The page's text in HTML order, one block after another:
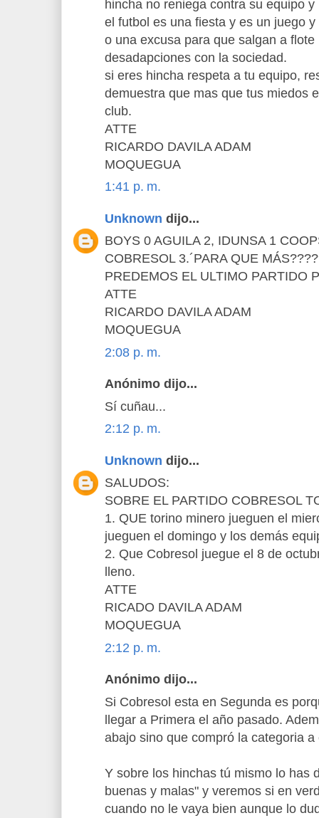
hincha no reniega contra su equipo
el futbol es una fiesta y es un juego
o una excusa para que salgan a
desadapciones con la sociedad.
si eres hincha respeta a tu equipo,
demuestra que mas que tus miedos
club.
ATTE
RICARDO DAVILA ADAM
MOQUEGUA
1:41 p. m.
Unknown dijo...
BOYS 0 AGUILA 2, IDUNSA 1
COBRESOL 3.´PARA QUE
PREDEMOS EL ULTIMO PARTIDO
ATTE
RICARDO DAVILA ADAM
MOQUEGUA
2:08 p. m.
Anónimo dijo...
Sí cuñau...
2:12 p. m.
Unknown dijo...
SALUDOS:
SOBRE EL PARTIDO COBRESOL
1. QUE torino minero jueguen el
jueguen el domingo y los demás
2. Que Cobresol juegue el 8 de
lleno.
ATTE
RICADO DAVILA ADAM
MOQUEGUA
2:12 p. m.
Anónimo dijo...
Si Cobresol esta en Segunda es
llegar a Primera el año pasado.
abajo sino que compró la categoria
Y sobre los hinchas tú mismo lo has
buenas y malas" y veremos si en
cuando no le vaya bien aunque lo